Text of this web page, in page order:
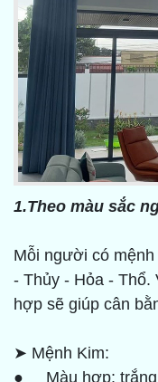
1.Theo màu sắc
Mỗi người có
- Thủy - Hỏa - Thổ.
hợp sẽ giúp cân
➤ Mệnh Kim:
● Màu hợp: trắng,